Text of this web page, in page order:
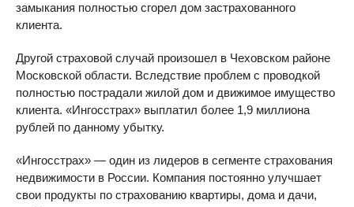
замыкания полностью сгорел дом застрахованного
клиента.
Другой страховой случай произошел в Чеховском районе
Московской области. Вследствие проблем с проводкой
полностью пострадали жилой дом и движимое имущество
клиента. «Ингосстрах» выплатил более 1,9 миллиона
рублей по данному убытку.
«Ингосстрах» — один из лидеров в сегменте страхования
недвижимости в России. Компания постоянно улучшает
свои продукты по страхованию квартиры, дома и дачи,